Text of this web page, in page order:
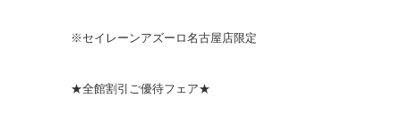
※セイレーンアズーロ名古屋店限定
★全館割引ご優待フェア★